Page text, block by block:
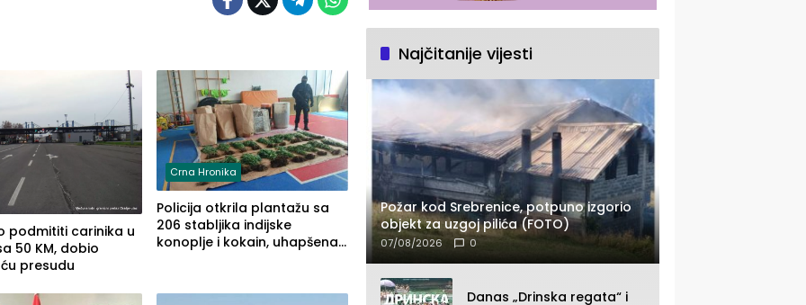
podmititi carinika u
50 KM, dobio
presudu
Crna Hronika
Policija otkrila plantažu sa
206 stabljika indijske
konoplje i kokain, uhapšena
Najčitanije vijesti
Požar kod Srebrenice, potpuno izgorio
objekt za uzgoj pilića (FOTO)
07/08/2026 0
Danas „Drinska regata“ i